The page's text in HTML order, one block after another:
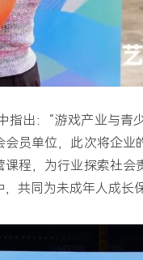
指出：“游戏产业与青
员单位，此次将企业
程，为行业探索社会
共同为未成年人成长